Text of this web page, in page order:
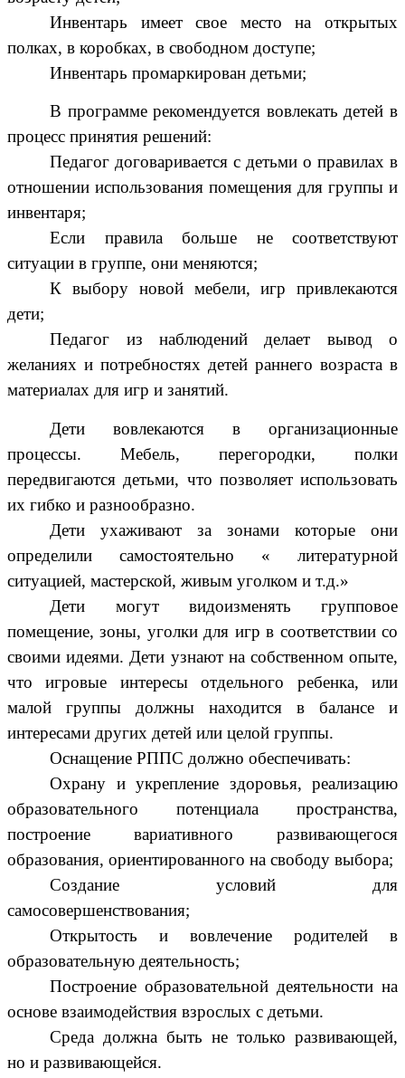
Инвентарь имеет свое место на открытых
полках, в коробках, в свободном доступе;
Инвентарь промаркирован детьми;
В программе рекомендуется вовлекать детей в
процесс принятия решений:
Педагог договаривается с детьми о правилах в
отношении использования помещения для группы и
инвентаря;
Если правила больше не соответствуют
ситуации в группе, они меняются;
К выбору новой мебели, игр привлекаются
дети;
Педагог из наблюдений делает вывод о
желаниях и потребностях детей раннего возраста в
материалах для игр и занятий.
Дети вовлекаются в организационные
процессы. Мебель, перегородки, полки
передвигаются детьми, что позволяет использовать
их гибко и разнообразно.
Дети ухаживают за зонами которые они
определили самостоятельно « литературной
ситуацией, мастерской, живым уголком и т.д.»
Дети могут видоизменять групповое
помещение, зоны, уголки для игр в соответствии со
своими идеями. Дети узнают на собственном опыте,
что игровые интересы отдельного ребенка, или
малой группы должны находится в балансе и
интересами других детей или целой группы.
Оснащение РППС должно обеспечивать:
Охрану и укрепление здоровья, реализацию
образовательного потенциала пространства,
построение вариативного развивающегося
образования, ориентированного на свободу выбора;
Создание условий для
самосовершенствования;
Открытость и вовлечение родителей в
образовательную деятельность;
Построение образовательной деятельности на
основе взаимодействия взрослых с детьми.
Среда должна быть не только развивающей,
но и развивающейся.